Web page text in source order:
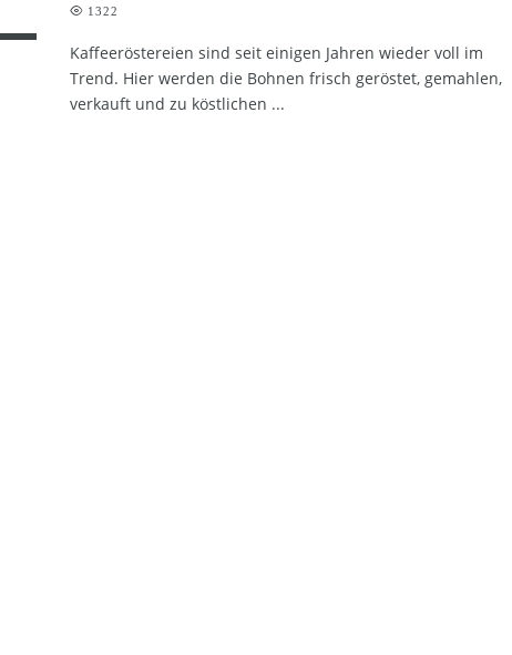
1322
Kaffeeröstereien sind seit einigen Jahren wieder voll im
Trend. Hier werden die Bohnen frisch geröstet, gemahlen,
verkauft und zu köstlichen ...